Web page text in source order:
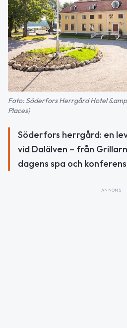
Foto: Söderfors Herrgård Hotel
Places)
Söderfors herrgård: en
vid Dalälven – från
dagens spa och
ANNONS